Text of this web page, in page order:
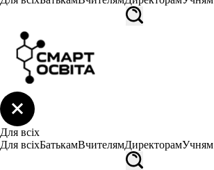
Для всіх
Для всіхБатькамВчителямДиректорамУчням